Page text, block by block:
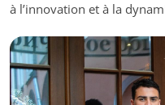
à l’innovation et à la